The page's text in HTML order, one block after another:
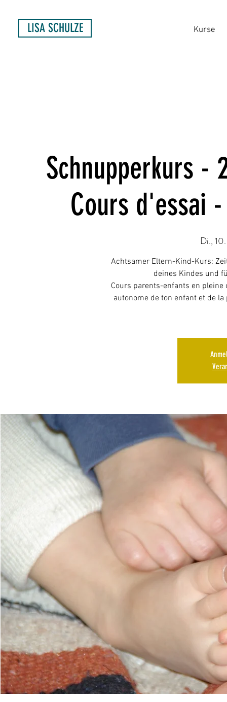
Kurse
LISA SCHULZE
Schnupperkurs -
Cours d'essai
Di.,
Achtsamer Eltern-Kind-Kurs:
deines Kindes und
Cours parents-enfants en
autonome de ton enfant et de